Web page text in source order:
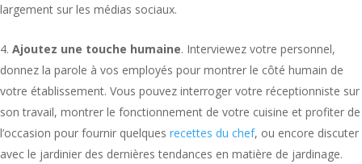
largement sur les médias sociaux.
Ajoutez une touche humaine. Interviewez votre personnel,
donnez la parole à vos employés pour montrer le côté humain de
votre établissement. Vous pouvez interroger votre réceptionniste sur
son travail, montrer le fonctionnement de votre cuisine et profiter de
l’occasion pour fournir quelques recettes du chef, ou encore discuter
avec le jardinier des dernières tendances en matière de jardinage.